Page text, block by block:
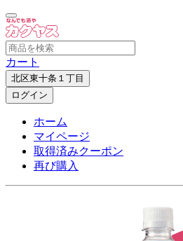
カート
北区東十条１丁目
ログイン
ホーム
マイページ
取得済みクーポン
再び購入